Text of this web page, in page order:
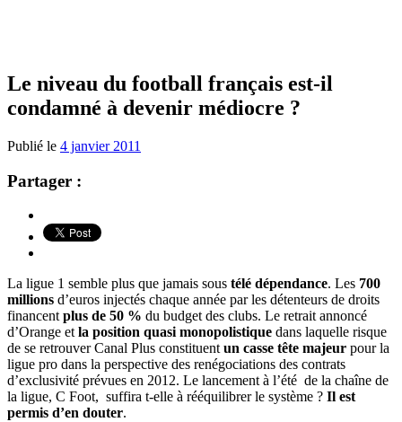
Le niveau du football français est-il
condamné à devenir médiocre ?
Publié le 4 janvier 2011
Partager :
La ligue 1 semble plus que jamais sous télé dépendance. Les 700
millions d’euros injectés chaque année par les détenteurs de droits
financent plus de 50 % du budget des clubs. Le retrait annoncé
d’Orange et la position quasi monopolistique dans laquelle risque
de se retrouver Canal Plus constituent un casse tête majeur pour la
ligue pro dans la perspective des renégociations des contrats
d’exclusivité prévues en 2012. Le lancement à l’été de la chaîne de
la ligue, C Foot, suffira t-elle à rééquilibrer le système ? Il est
permis d’en douter.